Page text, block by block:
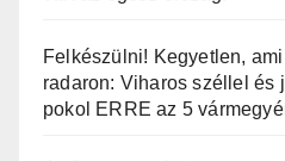
Felkészülni! Kegyetlen,
radaron: Viharos széllel és
pokol ERRE az 5